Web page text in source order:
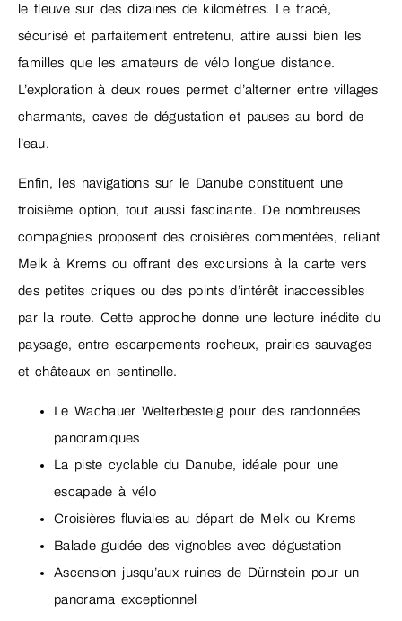
le fleuve sur des dizaines de kilomètres. Le tracé,
sécurisé et parfaitement entretenu, attire aussi bien les
familles que les amateurs de vélo longue distance.
L’exploration à deux roues permet d’alterner entre villages
charmants, caves de dégustation et pauses au bord de
l’eau.
Enfin, les navigations sur le Danube constituent une
troisième option, tout aussi fascinante. De nombreuses
compagnies proposent des croisières commentées, reliant
Melk à Krems ou offrant des excursions à la carte vers
des petites criques ou des points d’intérêt inaccessibles
par la route. Cette approche donne une lecture inédite du
paysage, entre escarpements rocheux, prairies sauvages
et châteaux en sentinelle.
Le Wachauer Welterbesteig pour des randonnées
panoramiques
La piste cyclable du Danube, idéale pour une
escapade à vélo
Croisières fluviales au départ de Melk ou Krems
Balade guidée des vignobles avec dégustation
Ascension jusqu’aux ruines de Dürnstein pour un
panorama exceptionnel